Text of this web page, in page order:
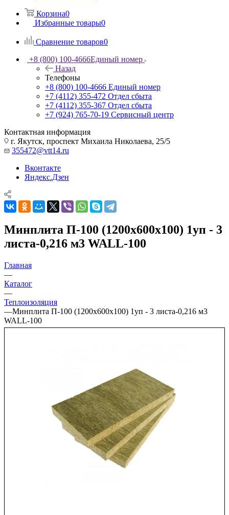
Корзина0
Избранные товары0
Сравнение товаров0
+8 (800) 100-4666Единый номер
Назад
Телефоны
+8 (800) 100-4666 Единый номер
+7 (4112) 355-472 Отдел сбыта
+7 (4112) 355-367 Отдел сбыта
+7 (924) 765-70-19 Сервисный центр
Контактная информация
г. Якутск, проспект Михаила Николаева, 25/5
355472@vtt14.ru
Вконтакте
Яндекс.Дзен
Минплита П-100 (1200х600х100) 1уп - 3
листа-0,216 м3 WALL-100
Главная
—
Каталог
—
Теплоизоляция
—Минплита П-100 (1200х600х100) 1уп - 3 листа-0,216 м3
WALL-100